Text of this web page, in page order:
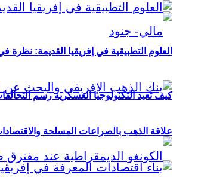
كيف تعيد التكنولوجيا العسكرية رسم
العلوم التطبيقية في إفريقيا القديمة: نظرة
علاقة الذهب بالصراعات المسلحة والاقتصادات